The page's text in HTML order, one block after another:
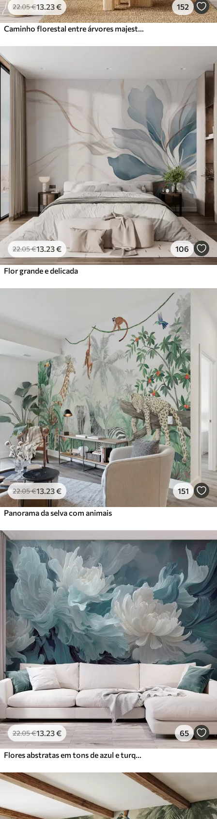
22.05€13 .23€ 152
22.05€13 .23€ 106
Flor grande e delicada
22.05€13 .23€ 151
Panorama da selva com animais
22.05€13 .23€ 65